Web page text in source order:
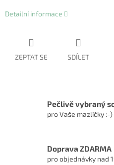
Detailní informace
ZEPTAT SE SDÍLET
Pečlivě vybraný
pro Vaše mazlíčky :-)
Doprava ZDARMA
pro objednávky nad